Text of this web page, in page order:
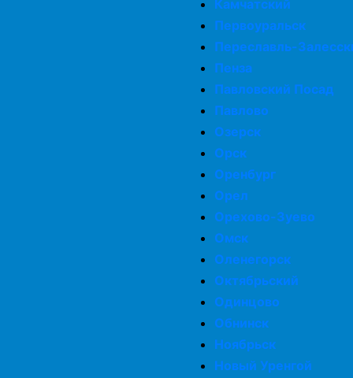
Камчатский
Первоуральск
Переславль-
Пенза
Павловский Посад
Павлово
Озерск
Орск
Оренбург
Орел
Орехово-Зуево
Омск
Оленегорск
Октябрьский
Одинцово
Обнинск
Ноябрьск
Новый Уренгой